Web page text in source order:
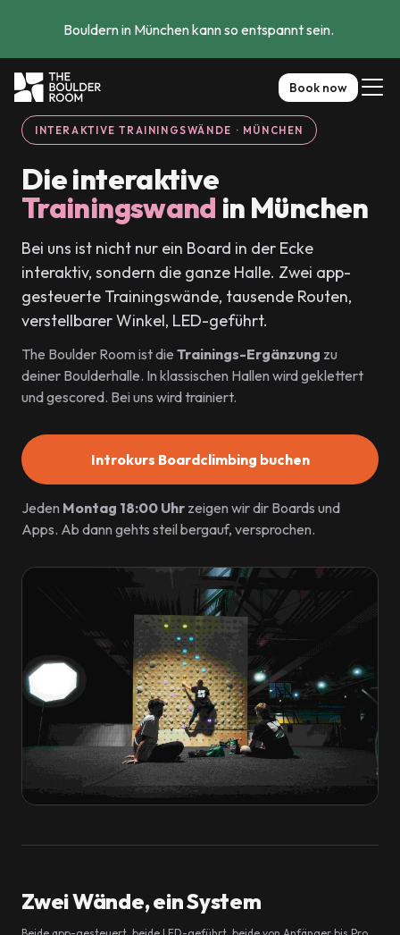
Bouldern in München kann so entspannt sein.
Book now
INTERAKTIVE TRAININGSWÄNDE · MÜNCHEN
Die interaktive
Trainingswand in München
Bei uns ist nicht nur ein Board in der Ecke
interaktiv, sondern die ganze Halle. Zwei app-
gesteuerte Trainingswände, tausende Routen,
verstellbarer Winkel, LED-geführt.
The Boulder Room ist die Trainings-Ergänzung zu
deiner Boulderhalle. In klassischen Hallen wird geklettert
und gescored. Bei uns wird trainiert.
Introkurs Boardclimbing buchen
Jeden Montag 18:00 Uhr zeigen wir dir Boards und
Apps. Ab dann gehts steil bergauf, versprochen.
Zwei Wände, ein System